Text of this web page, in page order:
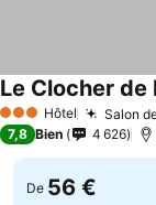
3 ÉtoilesHôtel Salon
Le Clocher de
7,8 Bien 4 626
De 56 €